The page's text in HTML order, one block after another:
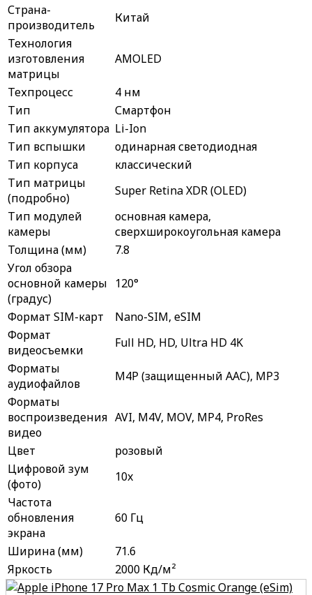
Страна-
производитель
Китай
Технология
изготовления
матрицы
AMOLED
Техпроцесс
4 нм
Тип
Смартфон
Тип аккумулятора Li-Ion
Тип вспышки
одинарная светодиодная
Тип корпуса
классический
Тип матрицы
(подробно)
Super Retina XDR (OLED)
Тип модулей
камеры
основная камера,
сверхширокоугольная камера
Толщина (мм)
7.8
Угол обзора
основной камеры
(градус)
120°
Формат SIM-карт
Nano-SIM, eSIM
Формат
видеосъемки
Full HD, HD, Ultra HD 4K
Форматы
аудиофайлов
M4P (защищенный AAC), MP3
Форматы
воспроизведения
видео
AVI, M4V, MOV, MP4, ProRes
Цвет
розовый
Цифровой зум
(фото)
10x
Частота
обновления
экрана
60 Гц
Ширина (мм)
71.6
Яркость
2000 Кд/м²